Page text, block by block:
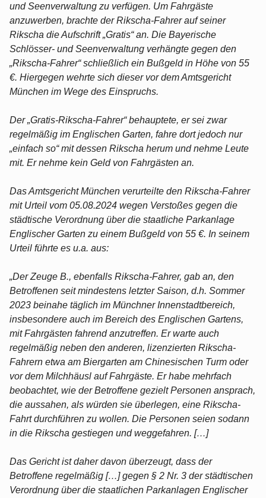
und Seenverwaltung zu verfügen. Um Fahrgäste
anzuwerben, brachte der Rikscha-Fahrer auf seiner
Rikscha die Aufschrift „Gratis“ an. Die Bayerische
Schlösser- und Seenverwaltung verhängte gegen den
„Rikscha-Fahrer“ schließlich ein Bußgeld in Höhe von 55
€. Hiergegen wehrte sich dieser vor dem Amtsgericht
München im Wege des Einspruchs.
Der „Gratis-Rikscha-Fahrer“ behauptete, er sei zwar
regelmäßig im Englischen Garten, fahre dort jedoch nur
„einfach so“ mit dessen Rikscha herum und nehme Leute
mit. Er nehme kein Geld von Fahrgästen an.
Das Amtsgericht München verurteilte den Rikscha-Fahrer
mit Urteil vom 05.08.2024 wegen Verstoßes gegen die
städtische Verordnung über die staatliche Parkanlage
Englischer Garten zu einem Bußgeld von 55 €. In seinem
Urteil führte es u.a. aus:
„Der Zeuge B., ebenfalls Rikscha-Fahrer, gab an, den
Betroffenen seit mindestens letzter Saison, d.h. Sommer
2023 beinahe täglich im Münchner Innenstadtbereich,
insbesondere auch im Bereich des Englischen Gartens,
mit Fahrgästen fahrend anzutreffen. Er warte auch
regelmäßig neben den anderen, lizenzierten Rikscha-
Fahrern etwa am Biergarten am Chinesischen Turm oder
vor dem Milchhäusl auf Fahrgäste. Er habe mehrfach
beobachtet, wie der Betroffene gezielt Personen ansprach,
die aussahen, als würden sie überlegen, eine Rikscha-
Fahrt durchführen zu wollen. Die Personen seien sodann
in die Rikscha gestiegen und weggefahren. […]
Das Gericht ist daher davon überzeugt, dass der
Betroffene regelmäßig […] gegen § 2 Nr. 3 der städtischen
Verordnung über die staatlichen Parkanlagen Englischer